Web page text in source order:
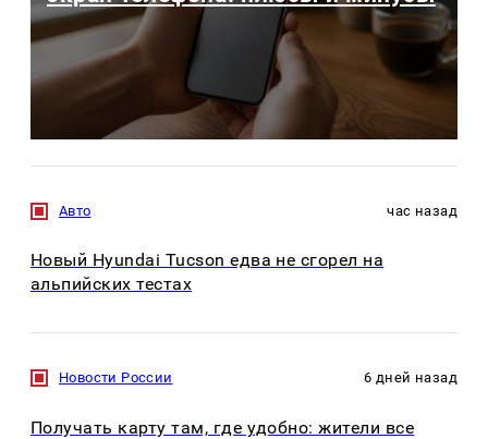
Авто час назад
Новый Hyundai Tucson едва не сгорел на
альпийских тестах
Новости России 6 дней назад
Получать карту там, где удобно: жители все